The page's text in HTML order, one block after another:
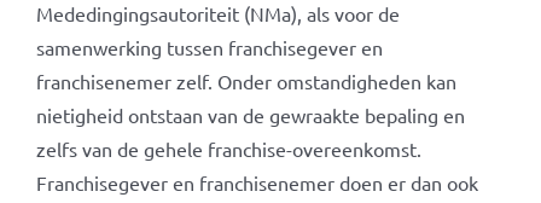
Mededingingsautoriteit (NMa), als voor de
samenwerking tussen franchisegever en
franchisenemer zelf. Onder omstandigheden kan
nietigheid ontstaan van de gewraakte bepaling en
zelfs van de gehele franchise-overeenkomst.
Franchisegever en franchisenemer doen er dan ook